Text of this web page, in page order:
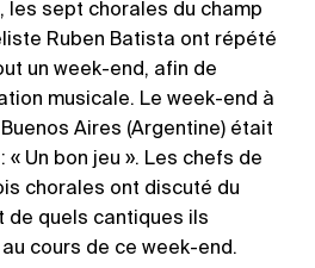
les sept chorales du champ
Ruben Batista ont répété
un week-end, afin de
musicale. Le week-end à
Aires (Argentine) était
Un bon jeu ». Les chefs de
chorales ont discuté du
de quels cantiques ils
cours de ce week-end.